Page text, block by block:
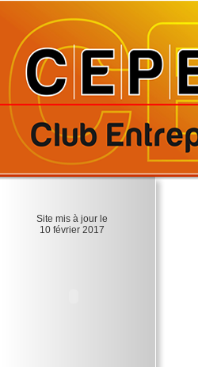
Site mis à jour le
10 février 2017